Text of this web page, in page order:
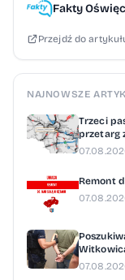
Fakty
Przejdź do
NAJNOWSZE
Trzeci
przetarg
Remont